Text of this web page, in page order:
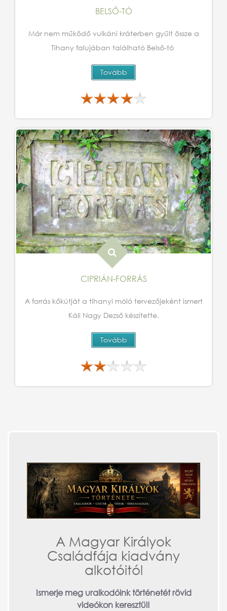
BELSŐ-TÓ
Már nem működő vulkáni kráterben gyűlt össze a
Tihany falujában található Belső-tó
Tovább
CIPRIÁN-FORRÁS
A forrás kőkútját a tihanyi móló tervezőjeként ismert
Káli Nagy Dezső készítette.
Tovább
A Magyar Királyok
Családfája kiadvány
alkotóitól
Ismerje meg uralkodóink történetét rövid
videókon keresztül!